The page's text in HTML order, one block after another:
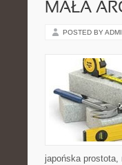
MAŁA
POSTED BY
japońska